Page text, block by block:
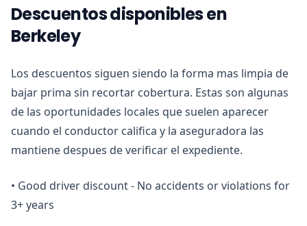
Descuentos disponibles en
Berkeley
Los descuentos siguen siendo la forma mas limpia de
bajar prima sin recortar cobertura. Estas son algunas
de las oportunidades locales que suelen aparecer
cuando el conductor califica y la aseguradora las
mantiene despues de verificar el expediente.
• Good driver discount - No accidents or violations for
3+ years